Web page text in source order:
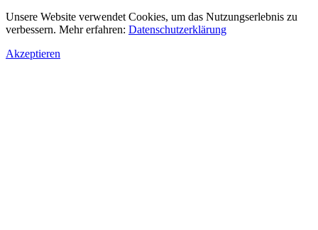
Unsere Website verwendet Cookies, um das Nutzungserlebnis zu
verbessern. Mehr erfahren: Datenschutzerklärung
Akzeptieren